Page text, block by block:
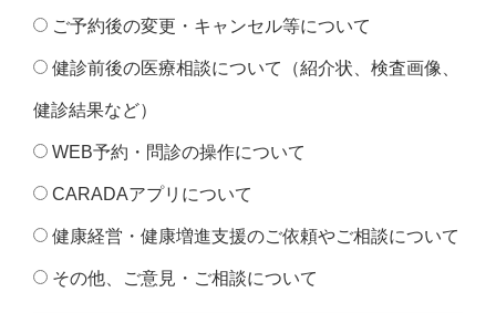
ご予約後の変更・キャンセル等について
健診前後の医療相談について（紹介状、検査画像、
健診結果など）
WEB予約・問診の操作について
CARADAアプリについて
健康経営・健康増進支援のご依頼やご相談について
その他、ご意見・ご相談について